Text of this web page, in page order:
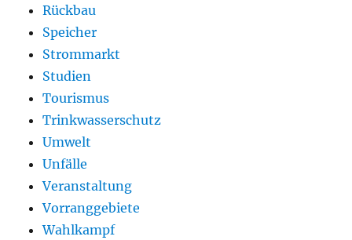
Rückbau
Speicher
Strommarkt
Studien
Tourismus
Trinkwasserschutz
Umwelt
Unfälle
Veranstaltung
Vorranggebiete
Wahlkampf